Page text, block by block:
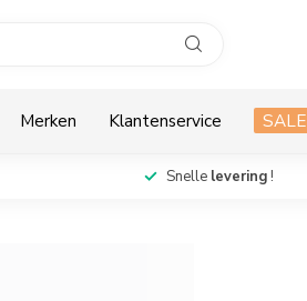
Merken Klantenservice SALE
Snelle levering!